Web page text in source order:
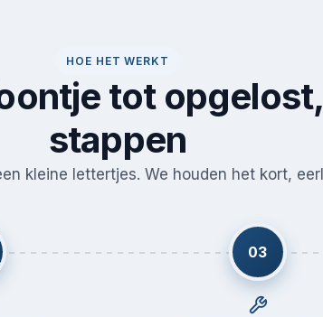
HOE HET WERKT
tot
stappen
kleine lettertjes. We houden het kort,
03